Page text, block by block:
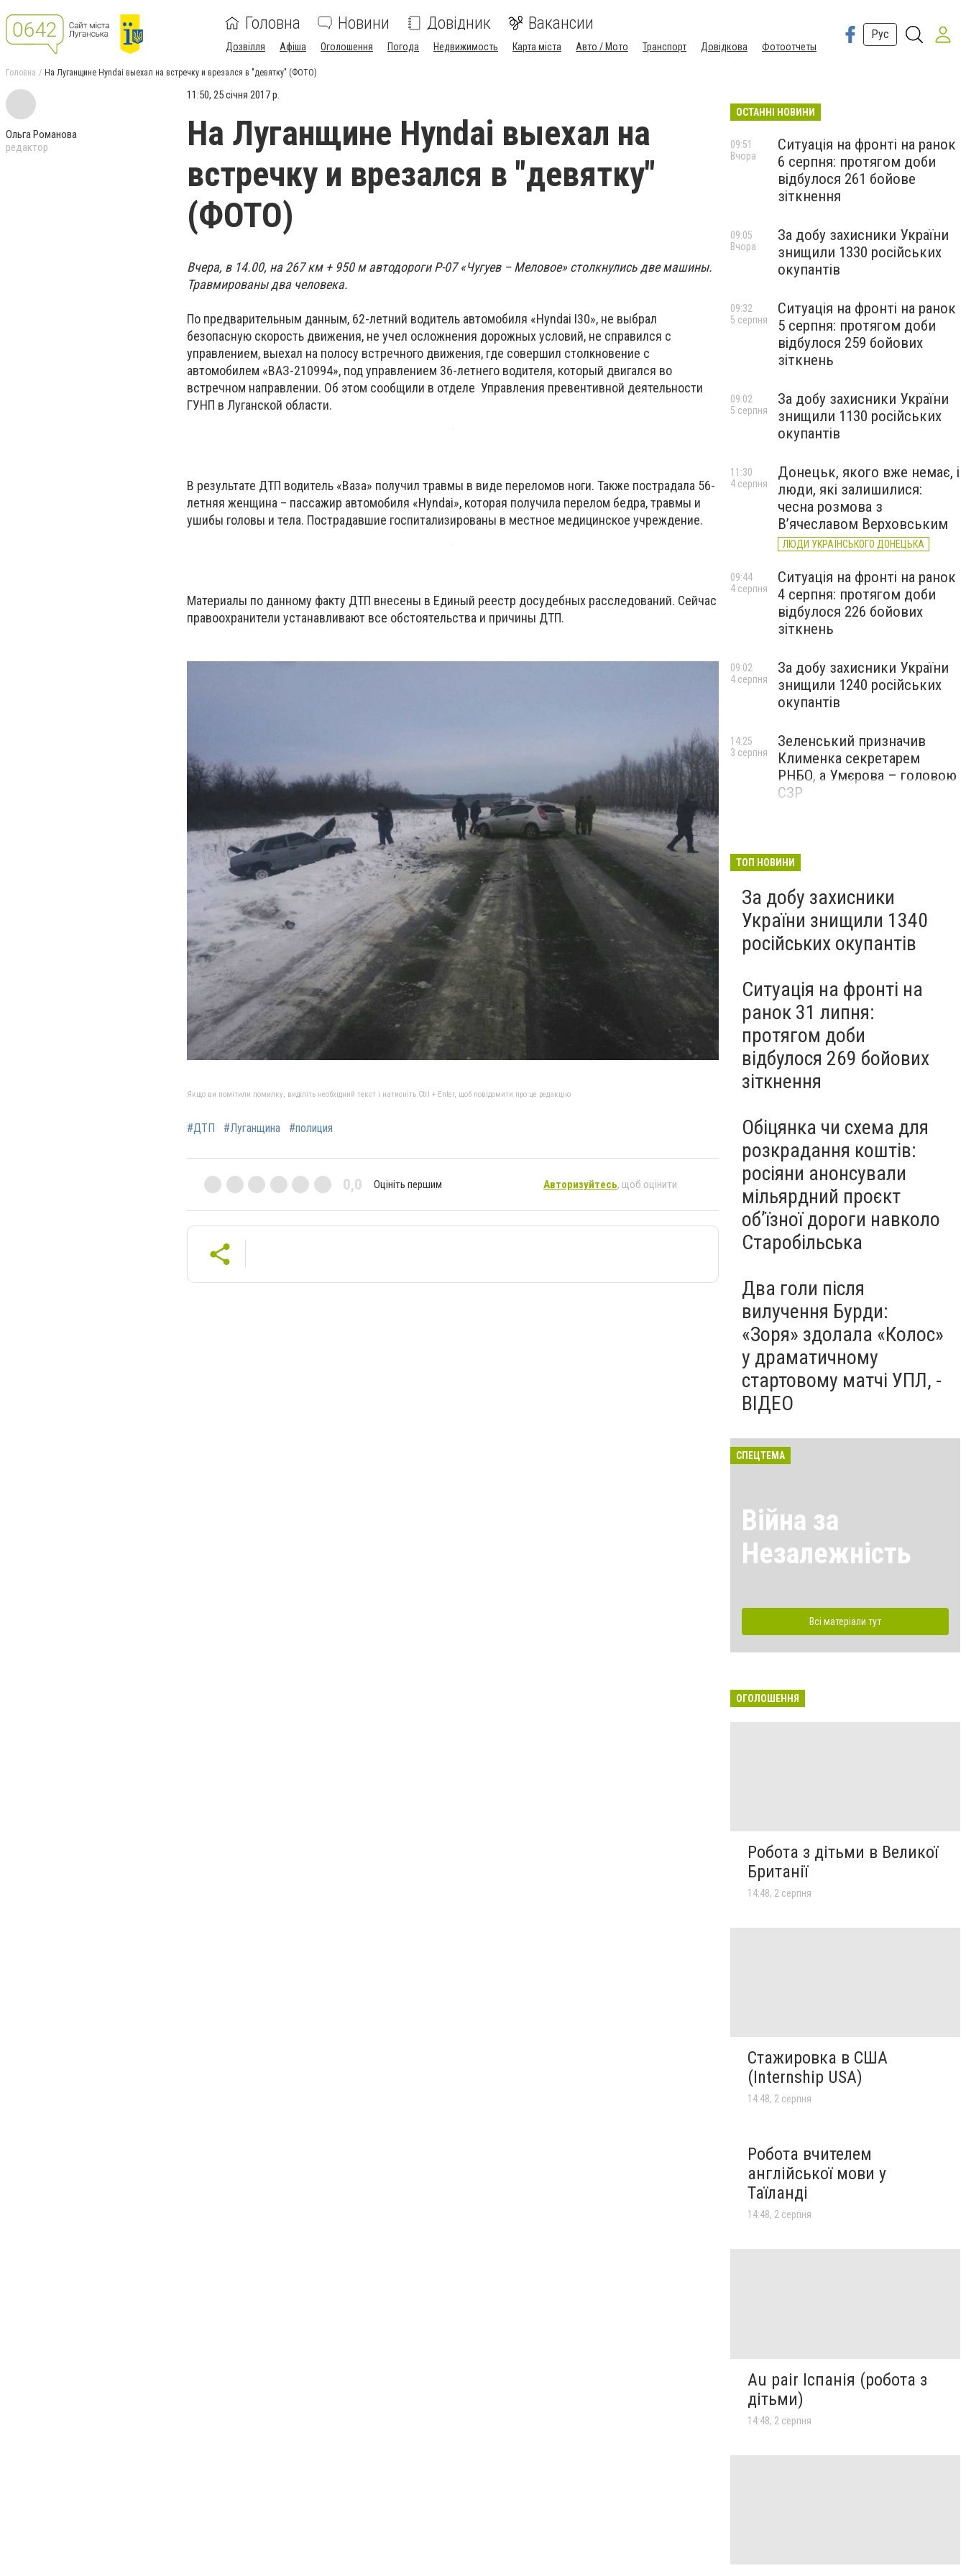
Головна Новини Довідник Вакансии
Дозвілля Афіша Оголошення Погода Недвижимость Карта міста Авто / Мото Транспорт Довідкова Фотоотчеты
Рус
Головна На Луганщине Hyndai выехал на встречку и врезался в "девятку" (ФОТО)
Ольга Романова
редактор
11:50, 25 січня 2017 р.
На Луганщине Hyndai выехал на
встречку и врезался в "девятку"
(ФОТО)
Вчера, в 14.00, на 267 км + 950 м автодороги Р-07 «Чугуев – Меловое» столкнулись две машины.
Травмированы два человека.
По предварительным данным, 62-летний водитель автомобиля «Hyndai I30», не выбрал
безопасную скорость движения, не учел осложнения дорожных условий, не справился с
управлением, выехал на полосу встречного движения, где совершил столкновение с
автомобилем «ВАЗ-210994», под управлением 36-летнего водителя, который двигался во
встречном направлении. Об этом сообщили в отделе Управления превентивной деятельности
ГУНП в Луганской области.
В результате ДТП водитель «Ваза» получил травмы в виде переломов ноги. Также пострадала 56-
летняя женщина – пассажир автомобиля «Hyndai», которая получила перелом бедра, травмы и
ушибы головы и тела. Пострадавшие госпитализированы в местное медицинское учреждение.
Материалы по данному факту ДТП внесены в Единый реестр досудебных расследований. Сейчас
правоохранители устанавливают все обстоятельства и причины ДТП.
Якщо ви помітили помилку, виділіть необхідний текст і натисніть Ctrl + Enter, щоб повідомити про це редакцію
#ДТП #Луганщина #полиция
0,0 Оцініть першим Авторизуйтесь, щоб оцінити
ОСТАННІ НОВИНИ
Ситуація на фронті на ранок
6 серпня: протягом доби
відбулося 261 бойове
зіткнення
09:51
Вчора
За добу захисники України
знищили 1330 російських
окупантів
09:05
Вчора
Ситуація на фронті на ранок
5 серпня: протягом доби
відбулося 259 бойових
зіткнень
09:32
5 серпня
За добу захисники України
знищили 1130 російських
окупантів
09:02
5 серпня
Донецьк, якого вже немає, і
люди, які залишилися:
чесна розмова з
В’ячеславом Верховським
ЛЮДИ УКРАЇНСЬКОГО ДОНЕЦЬКА
11:30
4 серпня
Ситуація на фронті на ранок
4 серпня: протягом доби
відбулося 226 бойових
зіткнень
09:44
4 серпня
За добу захисники України
знищили 1240 російських
окупантів
09:02
4 серпня
Зеленський призначив
Клименка секретарем
РНБО, а Умєрова – головою
СЗР
14:25
3 серпня
ТОП НОВИНИ
За добу захисники
України знищили 1340
російських окупантів
Ситуація на фронті на
ранок 31 липня:
протягом доби
відбулося 269 бойових
зіткнення
Обіцянка чи схема для
розкрадання коштів:
росіяни анонсували
мільярдний проєкт
об’їзної дороги навколо
Старобільська
Два голи після
вилучення Бурди:
«Зоря» здолала «Колос»
у драматичному
стартовому матчі УПЛ, -
ВІДЕО
СПЕЦТЕМА
Війна за
Незалежність
Всі матеріали тут
ОГОЛОШЕННЯ
Робота з дітьми в Великої
Британії
14:48, 2 серпня
Стажировка в США
(Internship USA)
14:48, 2 серпня
Робота вчителем
англійської мови у
Таїланді
14:48, 2 серпня
Au pair Іспанія (робота з
дітьми)
14:48, 2 серпня